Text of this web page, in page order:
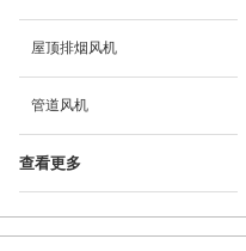
屋顶排烟风机
管道风机
查看更多